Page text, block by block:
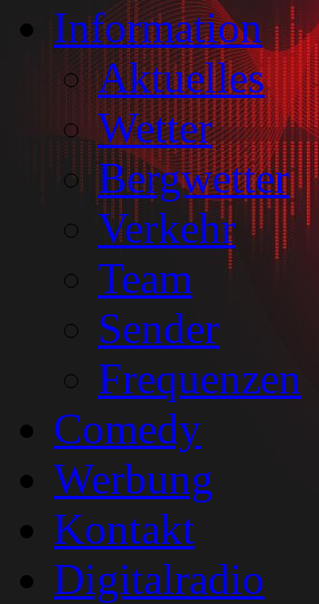
Information
Aktuelles
Wetter
Bergwetter
Verkehr
Team
Sender
Frequenzen
Comedy
Werbung
Kontakt
Digitalradio